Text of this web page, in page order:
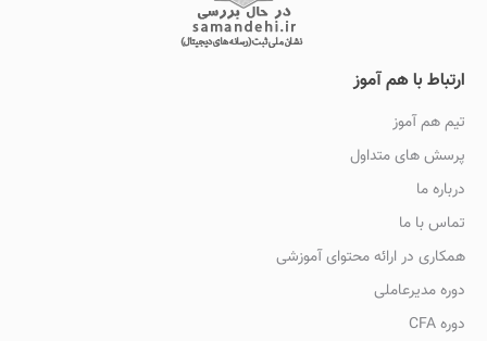
ارتباط با هم آموز
تیم هم آموز
پرسش های متداول
درباره ما
تماس با ما
همکاری در ارائه محتوای آموزشی
دوره مدیرعاملی
دوره CFA